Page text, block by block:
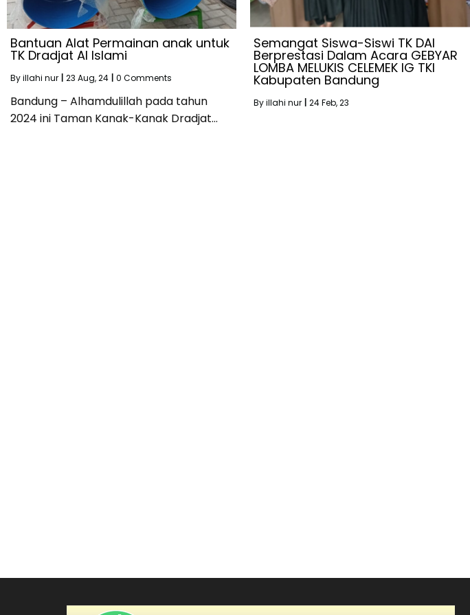
Bantuan Alat Permainan anak untuk
TK Dradjat Al Islami
Byillahi nur 23 Aug, 24 0 Comments
Bandung – Alhamdulillah pada tahun
2024 ini Taman Kanak-Kanak Dradjat…
Semangat Siswa-Siswi TK DAI
Berprestasi Dalam Acara GEBYAR
LOMBA MELUKIS CELEMEK IG TKI
Kabupaten Bandung
Byillahi nur 24Feb, 23